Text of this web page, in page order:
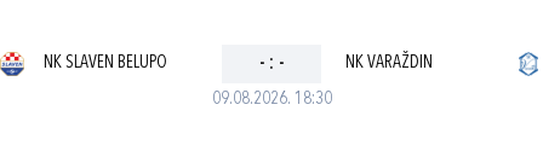
09.08.2026. 18:30
NK SLAVEN BELUPO - : - NK VARAŽDIN